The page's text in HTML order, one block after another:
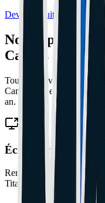
Devis Gratuit 04 51 26 27
Nos
Cannes
Tous les services de
Cannes et Le Cannet.
an.
Écran iPhone 15 Pro
Remplacement écran
Titanium. Titanium, zoom